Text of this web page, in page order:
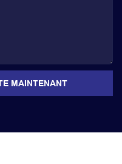
MAINTENANT